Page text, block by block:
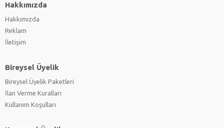
Hakkımızda
Hakkımızda
Reklam
İletişim
Bireysel Üyelik
Bireysel Üyelik Paketleri
İlan Verme Kuralları
Kullanım Koşulları